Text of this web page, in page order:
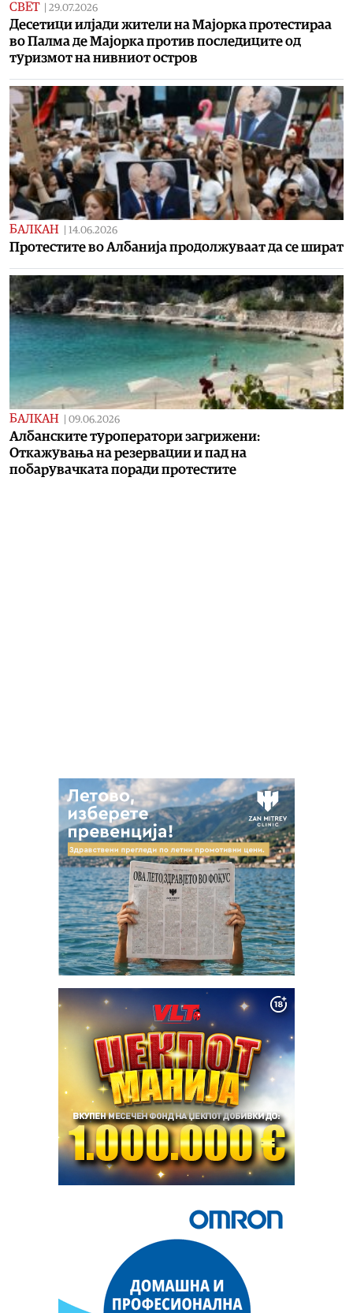
СВЕТ 29.07.2026
Десетици илјади жители на Мајорка протестираа
во Палма де Мајорка против последиците од
туризмот на нивниот остров
БАЛКАН 14.06.2026
Протестите во Албанија продолжуваат да се шират
БАЛКАН 09.06.2026
Албанските туроператори загрижени:
Откажувања на резервации и пад на
побарувачката поради протестите